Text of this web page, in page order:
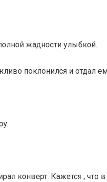
жадности улыбкой..
поклонился и отдал
конверт. Кажется , что